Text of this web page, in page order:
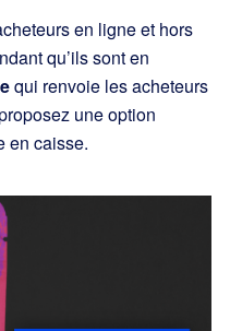
en ligne et hors
qu’ils sont en
qui renvoie les acheteurs
une option
en caisse.